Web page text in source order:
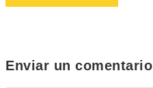
Enviar un comentario